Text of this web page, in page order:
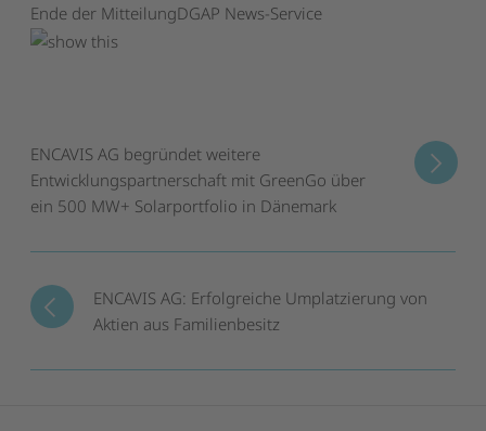
Ende der MitteilungDGAP News-Service
ENCAVIS AG: Erfolgreiche Umplatzierung von
Aktien aus Familienbesitz
ENCAVIS AG begründet weitere
Entwicklungspartnerschaft mit GreenGo über
ein 500 MW+ Solarportfolio in Dänemark